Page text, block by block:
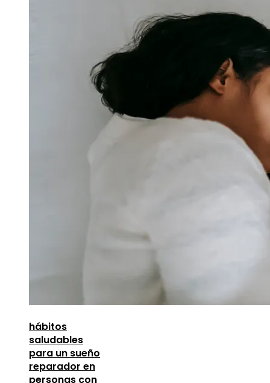
hábitos
saludables
para un sueño
reparador en
personas con